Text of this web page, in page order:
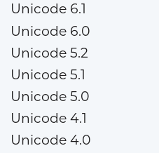
Unicode 6.1
Unicode 6.0
Unicode 5.2
Unicode 5.1
Unicode 5.0
Unicode 4.1
Unicode 4.0